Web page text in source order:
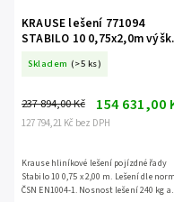
KRAUSE lešení 771094
STABILO 10 0,75x2,0m
Skladem (>5 ks)
127 794,21 Kč bez DPH
237 894,00 Kč 154 631,00
Krause hliníkové lešení pojízdné řady
Stabilo 10 0,75 x 2,00 m. Lešení dle
ČSN EN1004-1. Nosnost lešení 240 kg a